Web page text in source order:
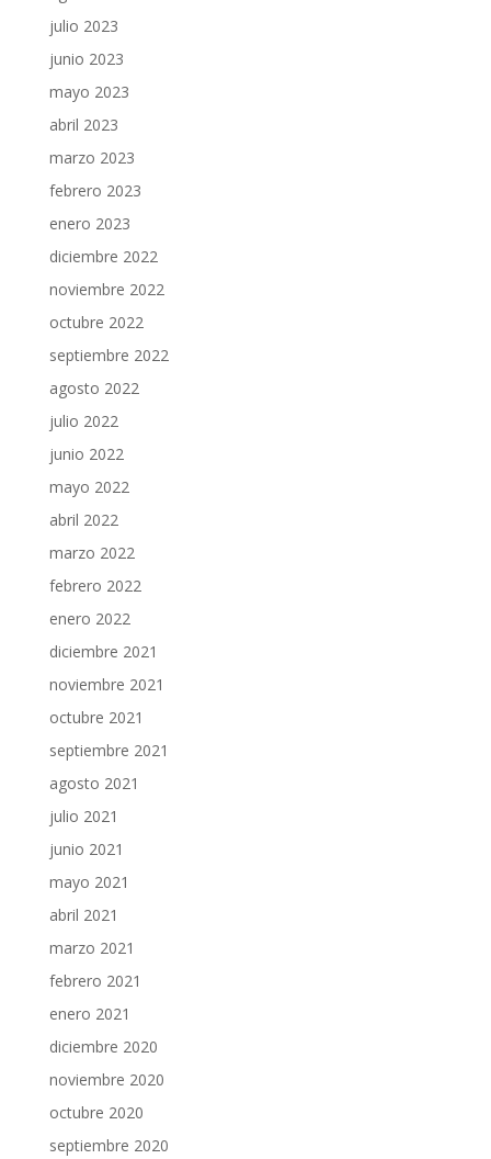
julio 2023
junio 2023
mayo 2023
abril 2023
marzo 2023
febrero 2023
enero 2023
diciembre 2022
noviembre 2022
octubre 2022
septiembre 2022
agosto 2022
julio 2022
junio 2022
mayo 2022
abril 2022
marzo 2022
febrero 2022
enero 2022
diciembre 2021
noviembre 2021
octubre 2021
septiembre 2021
agosto 2021
julio 2021
junio 2021
mayo 2021
abril 2021
marzo 2021
febrero 2021
enero 2021
diciembre 2020
noviembre 2020
octubre 2020
septiembre 2020